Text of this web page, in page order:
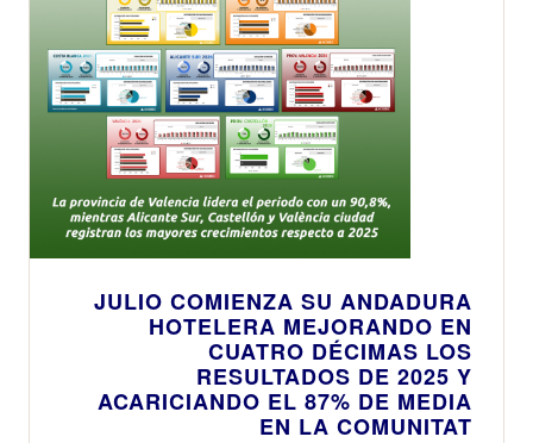
JULIO COMIENZA SU ANDADURA
HOTELERA MEJORANDO EN
CUATRO DÉCIMAS LOS
RESULTADOS DE 2025 Y
ACARICIANDO EL 87% DE MEDIA
EN LA COMUNITAT